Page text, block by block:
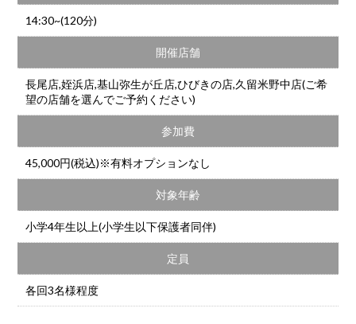
14:30~(120分)
開催店舗
長尾店,姪浜店,基山弥生が丘店,ひびきの店,久留米野中店(ご希
望の店舗を選んでご予約ください)
参加費
45,000円(税込)※有料オプションなし
対象年齢
小学4年生以上(小学生以下保護者同伴)
定員
各回3名様程度